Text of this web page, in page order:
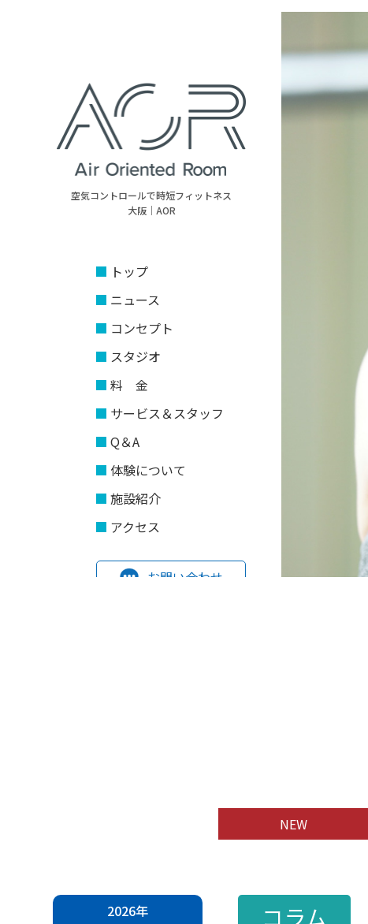
空気コントロールで時短フィットネス
大阪｜AOR
トップ
ニュース
コンセプト
スタジオ
料 金
サービス＆スタッフ
Q＆A
体験について
施設紹介
アクセス
お問い合わせ
NEW
コラム
2026年